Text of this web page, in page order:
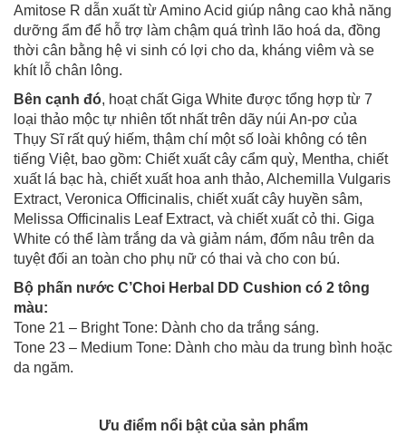
Amitose R dẫn xuất từ Amino Acid giúp nâng cao khả năng
dưỡng ẩm để hỗ trợ làm chậm quá trình lão hoá da, đồng
thời cân bằng hệ vi sinh có lợi cho da, kháng viêm và se
khít lỗ chân lông.
Bên cạnh đó, hoạt chất Giga White được tổng hợp từ 7
loại thảo mộc tự nhiên tốt nhất trên dãy núi An-pơ của
Thụy Sĩ rất quý hiếm, thậm chí một số loài không có tên
tiếng Việt, bao gồm: Chiết xuất cây cẩm quỳ, Mentha, chiết
xuất lá bạc hà, chiết xuất hoa anh thảo, Alchemilla Vulgaris
Extract, Veronica Officinalis, chiết xuất cây huyền sâm,
Melissa Officinalis Leaf Extract, và chiết xuất cỏ thi. Giga
White có thể làm trắng da và giảm nám, đốm nâu trên da
tuyệt đối an toàn cho phụ nữ có thai và cho con bú.
Bộ phấn nước C’Choi Herbal DD Cushion có 2 tông
màu:
Tone 21 – Bright Tone: Dành cho da trắng sáng.
Tone 23 – Medium Tone: Dành cho màu da trung bình hoặc
da ngăm.
Ưu điểm nổi bật của sản phẩm